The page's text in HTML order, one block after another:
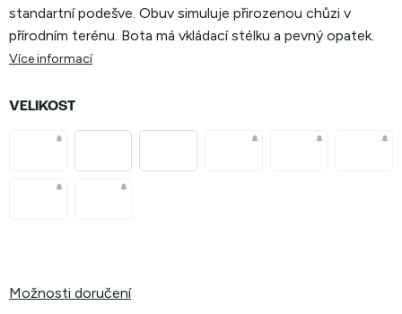
standartní podešve. Obuv simuluje přirozenou chůzi v
přírodním terénu. Bota má vkládací stélku a pevný opatek.
Více informací
VELIKOST
Možnosti doručení